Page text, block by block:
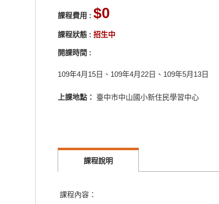
課程費用 : 0
課程狀態 : 招生中
開課時間 :
109年4月15日、109年4月22日、109年5月13日
上課地點： 臺中市中山國小新住民學習中心
課程說明
課程內容：